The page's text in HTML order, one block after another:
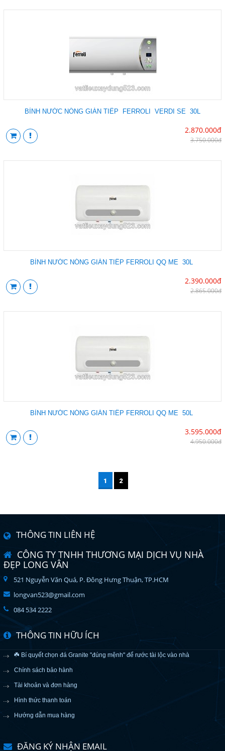
BÌNH NƯỚC NÓNG GIÁN TIẾP FERROLI VERDI SE 30L
2.870.000đ
3.750.000đ
BÌNH NƯỚC NÓNG GIÁN TIẾP FERROLI QQ ME 30L
2.390.000đ
2.865.000đ
BÌNH NƯỚC NÓNG GIÁN TIẾP FERROLI QQ ME 50L
3.595.000đ
4.950.000đ
1 2
THÔNG TIN LIÊN HỆ
CÔNG TY TNHH THƯƠNG MẠI DỊCH VỤ NHÀ
ĐẸP LONG VÂN
521 Nguyễn Văn Quá, P. Đông Hưng Thuận, TP.HCM
longvan523@gmail.com
084 534 2222
THÔNG TIN HỮU ÍCH
☘️ Bí quyết chọn đá Granite "đúng mệnh" để rước tài lộc vào nhà
Chính sách bảo hành
Tài khoản và đơn hàng
Hình thức thanh toán
Hướng dẫn mua hàng
ĐĂNG KÝ NHẬN EMAIL